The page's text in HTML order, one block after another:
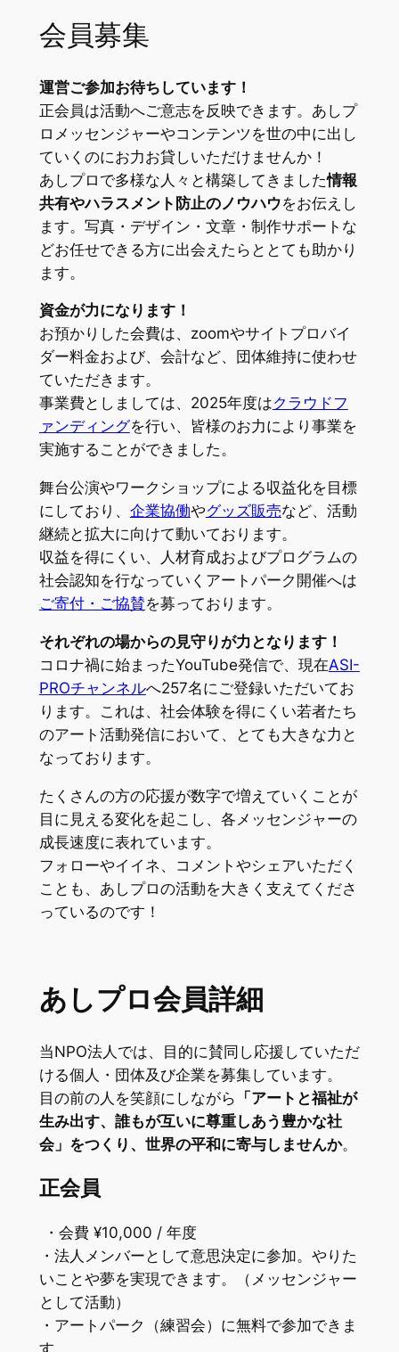
会員募集
運営ご参加お待ちしています！
正会員は活動へご意志を反映できます。あしプ
ロメッセンジャーやコンテンツを世の中に出し
ていくのにお力お貸しいただけませんか！
あしプロで多様な人々と構築してきました情報
共有やハラスメント防止のノウハウをお伝えし
ます。写真・デザイン・文章・制作サポートな
どお任せできる方に出会えたらととても助かり
ます。
資金が力になります！
お預かりした会費は、zoomやサイトプロバイ
ダー料金および、会計など、団体維持に使わせ
ていただきます。
事業費としましては、2025年度はクラウドフ
ァンディングを行い、皆様のお力により事業を
実施することができました。
舞台公演やワークショップによる収益化を目標
にしており、 企業協働やグッズ販売など、活動
継続と拡大に向けて動いております。
収益を得にくい、人材育成およびプログラムの
社会認知を行なっていくアートパーク開催へは
ご寄付・ご協賛を募っております。
それぞれの場からの見守りが力となります！
コロナ禍に始まったYouTube発信で、現在ASI-
PROチャンネルへ257名にご登録いただいてお
ります。これは、社会体験を得にくい若者たち
のアート活動発信において、とても大きな力と
なっております。
たくさんの方の応援が数字で増えていくことが
目に見える変化を起こし、各メッセンジャーの
成長速度に表れています。
フォローやイイネ、コメントやシェアいただく
ことも、あしプロの活動を大きく支えてくださ
っているのです！
あしプロ会員詳細
当NPO法人では、目的に賛同し応援していただ
ける個人・団体及び企業を募集しています。
目の前の人を笑顔にしながら 「アートと福祉が
生み出す、誰もが互いに尊重しあう豊かな社
会」をつくり、世界の平和に寄与しませんか。
正会員
・会費 ¥10,000 / 年度
・法人メンバーとして意思決定に参加。やりた
いことや夢を実現できます。（メッセンジャー
として活動）
・アートパーク（練習会）に無料で参加できま